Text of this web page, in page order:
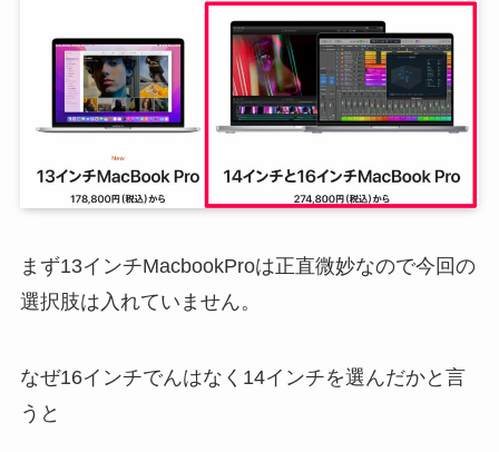
まず13インチMacbookProは正直微妙なので今回の
選択肢は入れていません。
なぜ16インチでんはなく14インチを選んだかと言
うと